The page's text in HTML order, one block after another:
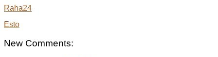
Raha24
Esto
New Comments: